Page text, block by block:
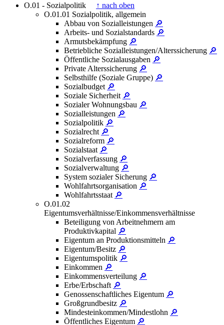
O.01 - Sozialpolitik
↑ nach oben
O.01.01 Sozialpolitik, allgemein
Abbau von Sozialleistungen 🔎
Arbeits- und Sozialstandards 🔎
Armutsbekämpfung 🔎
Betriebliche Sozialleistungen/Alterssicherung 🔎
Öffentliche Sozialausgaben 🔎
Private Alterssicherung 🔎
Selbsthilfe (Soziale Gruppe) 🔎
Sozialbudget 🔎
Soziale Sicherheit 🔎
Sozialer Wohnungsbau 🔎
Sozialleistungen 🔎
Sozialpolitik 🔎
Sozialrecht 🔎
Sozialreform 🔎
Sozialstaat 🔎
Sozialverfassung 🔎
Sozialverwaltung 🔎
System sozialer Sicherung 🔎
Wohlfahrtsorganisation 🔎
Wohlfahrtsstaat 🔎
O.01.02
Eigentumsverhältnisse/Einkommensverhältnisse
Beteiligung von Arbeitnehmern am
Produktivkapital 🔎
Eigentum an Produktionsmitteln 🔎
Eigentum/Besitz 🔎
Eigentumspolitik 🔎
Einkommen 🔎
Einkommensverteilung 🔎
Erbe/Erbschaft 🔎
Genossenschaftliches Eigentum 🔎
Großgrundbesitz 🔎
Mindesteinkommen/Mindestlohn 🔎
Öffentliches Eigentum 🔎